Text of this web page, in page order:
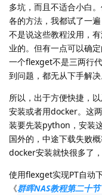
多坑，而且不适合小白
各的方法，我都试了一
不是说这些教程没用，
业的。但有一点可以确
一个flexget不是三两行
到问题，都无从下手解决
所以，出于方便快捷，
安装或者用docker。这
装要先装python，安装
国外的，中途下载失败
docker安装就快很多了
使用flexget实现PT自动
《群晖NAS教程第二十